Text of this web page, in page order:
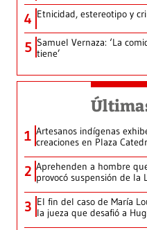
4 Etnicidad, estereotipo y
5 Samuel Vernaza: ‘La
tiene’
1 Artesanos indígenas
creaciones en Plaza
2 Aprehenden a hombre
provocó suspensión de la
3 El fin del caso de María
la jueza que desafió a